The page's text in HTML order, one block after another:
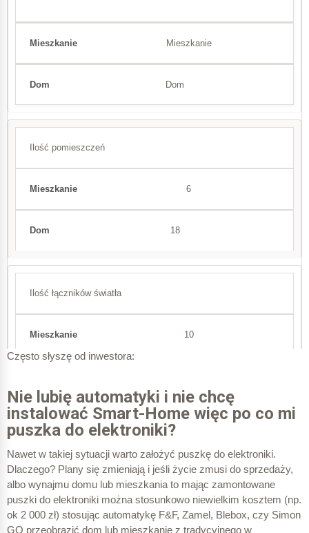
Mieszkanie
Dom
Ilość pomieszczeń
6
18
Ilość łączników światła
10
Puszka „standardowa” S60Dw
2,61 zł (cena za szt)
Często słyszę od inwestora:
Nie lubię automatyki i nie chcę
instalować Smart-Home więc po co mi
puszka do elektroniki?
Nawet w takiej sytuacji warto założyć puszkę do elektroniki.
Dlaczego? Plany się zmieniają i jeśli życie zmusi do sprzedaży,
albo wynajmu domu lub mieszkania to mając zamontowane
puszki do elektroniki można stosunkowo niewielkim kosztem (np.
ok 2 000 zł) stosując automatykę F&F, Zamel, Blebox, czy Simon
GO przeobrazić dom lub mieszkanie z tradycyjnego w